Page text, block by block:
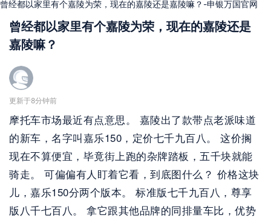
曾经都以家里有个嘉陵为荣，现在的嘉陵还是嘉陵嘛？-申银万国官网
曾经都以家里有个嘉陵为荣，现在的嘉陵还是
嘉陵嘛？
更新于8分钟前
摩托车市场最近有点意思。 嘉陵出了款带点老派味道
的新车，名字叫嘉乐150，定价七千九百八。 这价搁
现在不算便宜，毕竟街上跑的杂牌踏板，五千块就能
骑走。 可偏偏有人盯着它看，到底图什么？ 价格这块
儿，嘉乐150分两个版本。 标准版七千九百八，尊享
版八千七百八。 拿它跟其他品牌的同排量车比，优势